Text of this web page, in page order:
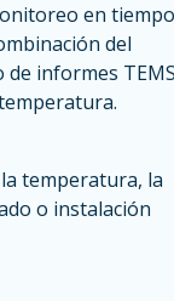
en tiempo
del
informes TEMS
temperatura, la
o instalación